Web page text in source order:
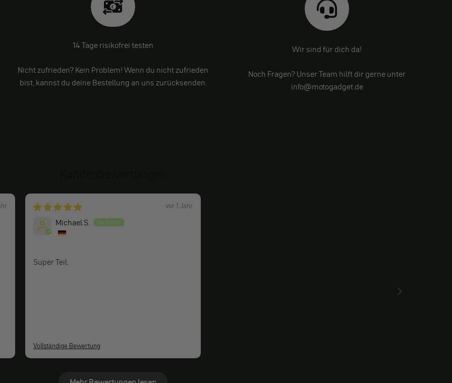
14 Tage risikofrei testen
Nicht zufrieden? Kein Problem! Wenn du nicht zufrieden
bist, kannst du deine Bestellung an uns zurücksenden.
Wir sind für dich da!
Noch Fragen? Unser Team hilft dir gerne unter
info@motogadget.de
vor 1 Jahr
Michael S.
Super Teil.
Vollständige Bewertung